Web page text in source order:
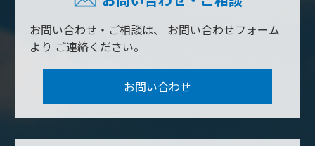
お問い合わせ・ご相談は、
お問い合わせフォーム
より ご連絡ください。
お問い合わせ